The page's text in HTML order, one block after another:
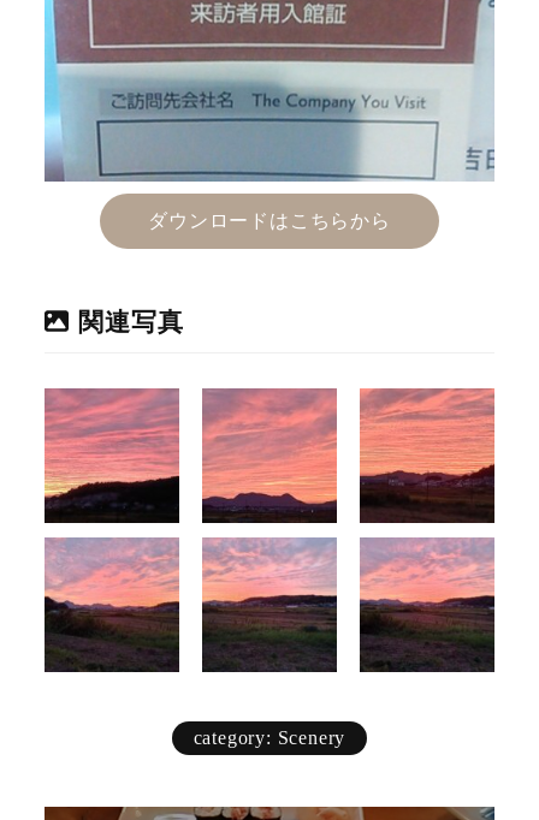
ダウンロードはこちらから
関連写真
category: Scenery